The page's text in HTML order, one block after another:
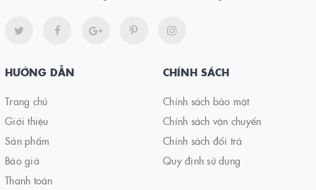
HƯỚNG DẪN
Trang chủ
Giới thiệu
Sản phẩm
Báo giá
Thanh toán
CHÍNH SÁCH
Chính sách bảo mật
Chính sách vận chuyển
Chính sách đổi trả
Quy định sử dụng